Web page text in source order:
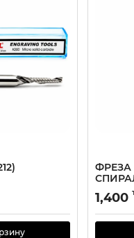
ФРЕЗА
1,400